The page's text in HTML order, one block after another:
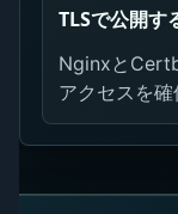
TLSで公開す
Nginxと
アクセスを確